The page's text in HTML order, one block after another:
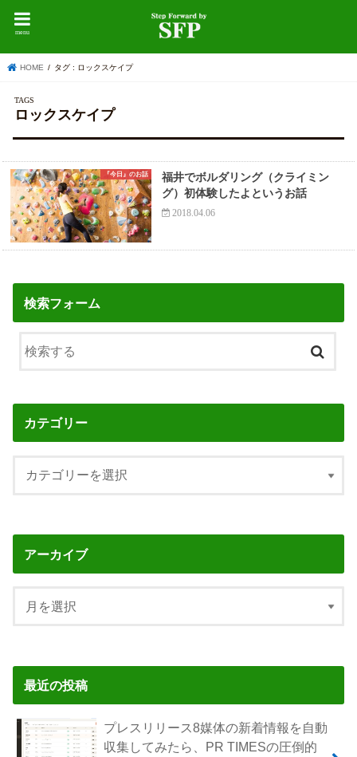
menu
HOME タグ : ロックスケイプ
ロックスケイプ
『今日』のお話
福井でボルダリング（クライミン
グ）初体験したよというお話
2018.04.06
検索フォーム
カテゴリー
アーカイブ
最近の投稿
プレスリリース8媒体の新着情報を自動
収集してみたら、PR TIMESの圧倒的